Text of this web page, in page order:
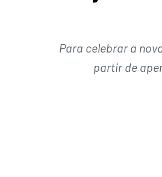
Para celebrar a
partir de